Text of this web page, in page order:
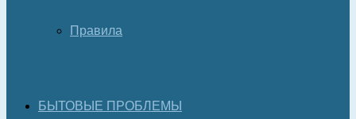
Правила
БЫТОВЫЕ ПРОБЛЕМЫ